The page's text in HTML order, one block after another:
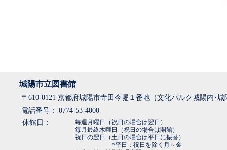
城陽市立図書館
〒610-0121 京都府城陽市寺田今堀１番地（文化パルク城陽内･
電話番号： 0774-53-4000
休館日：
毎週月曜日（祝日の場合は翌日）
毎月最終木曜日（祝日の場合は開館）
祝日の翌日（土日の場合は平日に振替）
*平日：祝日を除く月～金